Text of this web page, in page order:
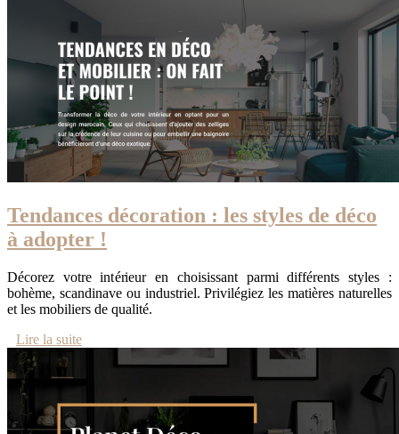
Tendances décoration : les styles de déco
à adopter !
Décorez votre intérieur en choisissant parmi différents styles :
bohème, scandinave ou industriel. Privilégiez les matières naturelles
et les mobiliers de qualité.
Lire la suite